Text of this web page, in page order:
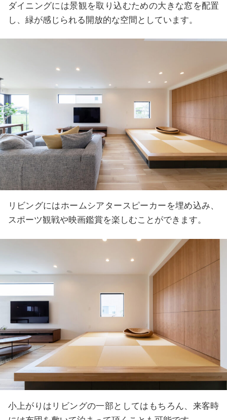
ダイニングには景観を取り込むための大きな窓を配置
し、緑が感じられる開放的な空間としています。
リビングにはホームシアタースピーカーを埋め込み、
スポーツ観戦や映画鑑賞を楽しむことができます。
小上がりはリビングの一部としてはもちろん、来客時